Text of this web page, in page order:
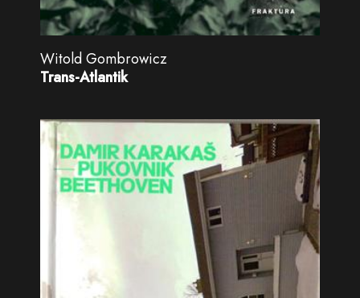
Witold Gombrowicz
Trans-Atlantik